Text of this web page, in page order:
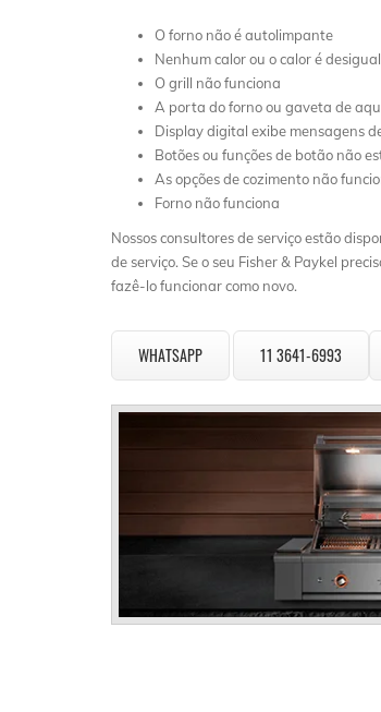
O forno não é autolimpante
Nenhum calor ou o calor é desigual
O grill não funciona
A porta do forno ou gaveta de
Display digital exibe mensagens
Botões ou funções de botão não
As opções de cozimento não
Forno não funciona
Nossos consultores de serviço estão
de serviço. Se o seu Fisher & Paykel
fazê-lo funcionar como novo.
WHATSAPP 11 3641-6993